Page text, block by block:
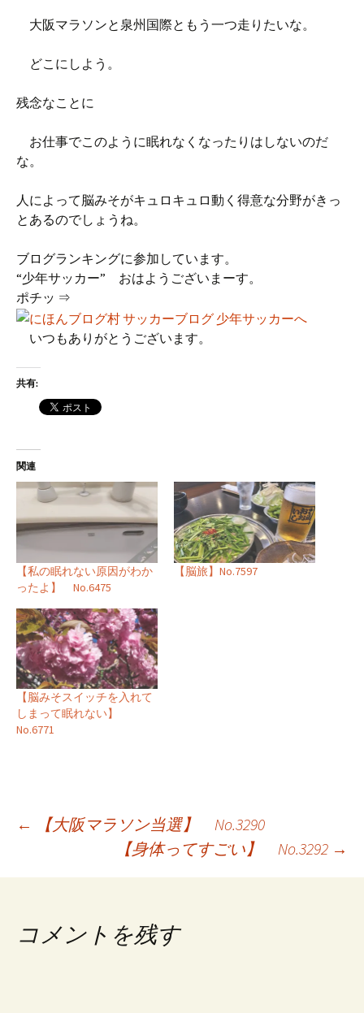
大阪マラソンと泉州国際ともう一つ走りたいな。
どこにしよう。
残念なことに
お仕事でこのように眠れなくなったりはしないのだ
な。
人によって脳みそがキュロキュロ動く得意な分野がきっ
とあるのでしょうね。
ブログランキングに参加しています。
“少年サッカー” おはようございまーす。
ポチッ ⇒
いつもありがとうございます。
共有:
関連
【私の眠れない原因がわか
ったよ】 No.6475
【脳旅】No.7597
【脳みそスイッチを入れて
しまって眠れない】
No.6771
投
ビ
←
【大阪マラソン当選】 No.3290
【身体ってすごい】 No.3292 →
コメントを残す